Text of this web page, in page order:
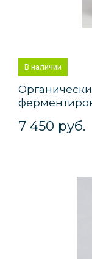
В наличии
7 450 руб.